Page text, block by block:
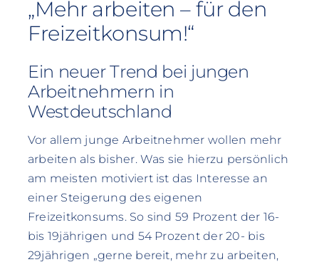
„Mehr arbeiten – für den
Freizeitkonsum!“
Ein neuer Trend bei jungen
Arbeitnehmern in
Westdeutschland
Vor allem junge Arbeitnehmer wollen mehr
arbeiten als bisher. Was sie hierzu persönlich
am meisten motiviert ist das Interesse an
einer Steigerung des eigenen
Freizeitkonsums. So sind 59 Prozent der 16-
bis 19jährigen und 54 Prozent der 20- bis
29jährigen „gerne bereit, mehr zu arbeiten,